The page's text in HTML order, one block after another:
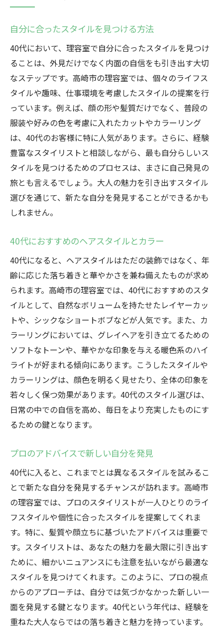
自分に合ったスタイルを見つける方法
40代において、理容室で自分に合ったスタイルを見つけ
ることは、外見だけでなく内面の自信をも引き出す大切
なステップです。高崎市の理容室では、個々のライフス
タイルや趣味、仕事環境を考慮したスタイルの提案を行
っています。例えば、顔の形や髪質だけでなく、普段の
服装や好みの色を考慮に入れたカットやカラーリング
は、40代のお客様に特に人気があります。さらに、経験
豊富なスタイリストと相談しながら、最も自分らしいス
タイルを見つけるためのプロセスは、まさに自己発見の
旅とも言えるでしょう。大人の魅力を引き出すスタイル
選びを通じて、新たな自分を発見することができるかも
しれません。
40代におすすめのヘアスタイルとカラー
40代になると、ヘアスタイルはただの装飾ではなく、年
齢に応じた落ち着きと華やかさを兼ね備えたものが求め
られます。高崎市の理容室では、40代におすすめのスタ
イルとして、自然なボリュームを持たせたレイヤーカッ
トや、シックなショートボブなどが人気です。また、カ
ラーリングにおいては、グレイヘアを引き立てるための
ソフトなトーンや、華やかな印象を与える暖色系のハイ
ライトが好まれる傾向にあります。こうしたスタイルや
カラーリングは、顔色を明るく見せたり、全体の印象を
若々しく保つ効果があります。40代のスタイル選びは、
日常の中での自信を高め、毎日をより充実したものにす
るための鍵となります。
プロのアドバイスで新しい自分を発見
40代に入ると、これまでとは異なるスタイルを試みるこ
とで新たな自分を発見するチャンスが訪れます。高崎市
の理容室では、プロのスタイリストが一人ひとりのライ
フスタイルや個性に合ったスタイルを提案してくれま
す。特に、髪質や顔立ちに基づいたアドバイスは重要で
す。スタイリストは、あなたの魅力を最大限に引き出す
ために、細かいニュアンスにも注意を払いながら最適な
スタイルを見つけてくれます。このように、プロの視点
からのアプローチは、自分では気づかなかった新しい一
面を発見する鍵となります。40代という年代は、経験を
重ねた大人ならではの落ち着きと魅力を持っています。